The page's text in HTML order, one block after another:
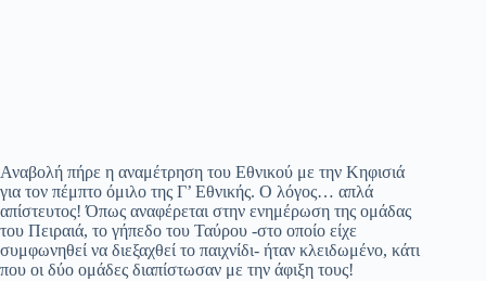
Αναβολή πήρε η αναμέτρηση του Εθνικού με την Κηφισιά
για τον πέμπτο όμιλο της Γ’ Εθνικής. Ο λόγος… απλά
απίστευτος! Όπως αναφέρεται στην ενημέρωση της ομάδας
του Πειραιά, το γήπεδο του Ταύρου -στο οποίο είχε
συμφωνηθεί να διεξαχθεί το παιχνίδι- ήταν κλειδωμένο, κάτι
που οι δύο ομάδες διαπίστωσαν με την άφιξη τους!